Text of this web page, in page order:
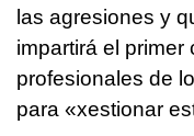
las agresiones y
impartirá el primer
profesionales de
para «xestionar